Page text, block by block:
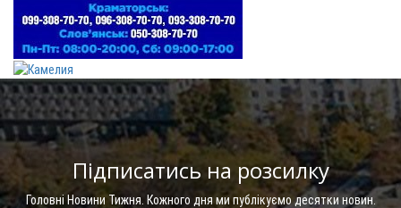
Підписатись на розсилку
Головні Новини Тижня. Кожного дня ми публікуємо десятки новин.